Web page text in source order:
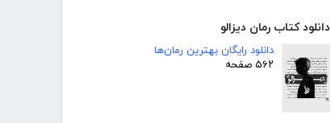
دانلود کتاب رمان دیزالو
دانلود رایگان بهترین رمان‌ها
۵۶۲ صفحه